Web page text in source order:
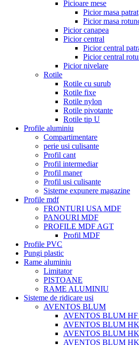
Picioare mese
Picior masa patrat
Picior masa
Picior canapea
Picior central
Picior central
Picior central
Picior nivelare
Rotile
Rotile cu surub
Rotile fixe
Rotile nylon
Rotile pivotante
Rotile tip U
Profile aluminiu
Compartimentare
perie usi culisante
Profil cant
Profil intermediar
Profil maner
Profil usi culisante
Sisteme expunere magazine
Profile mdf
FRONTURI USA MDF
PANOURI MDF
PROFILE MDF AGT
Profil MDF
Profile PVC
Pungi plastic
Rame aluminiu
Limitator
PISTOANE
RAME ALUMINIU
Sisteme de ridicare usi
AVENTOS BLUM
AVENTOS BLUM
AVENTOS BLUM
AVENTOS BLUM
AVENTOS BLUM